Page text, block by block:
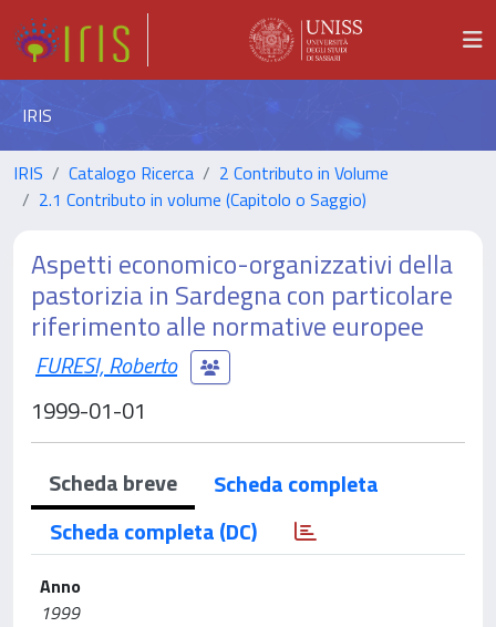
IRIS
IRIS Catalogo Ricerca
2 Contributo in Volume
2.1 Contributo in volume (Capitolo o Saggio)
Aspetti economico-organizzativi della
pastorizia in Sardegna con particolare
riferimento alle normative europee
FURESI, Roberto
1999-01-01
Scheda breve
Scheda completa
Scheda completa (DC)
Anno
1999